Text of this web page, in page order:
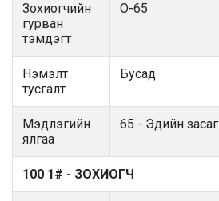
Зохиогчийн
гурван
тэмдэгт
О-65
Нэмэлт
тусгалт
Бусад
Мэдлэгийн
ялгаа
65 - Эдийн засаг
100 1# - ЗОХИОГЧ